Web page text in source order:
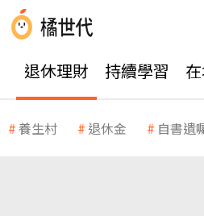
退休理財 持續學習
養生村 退休金 自書遺